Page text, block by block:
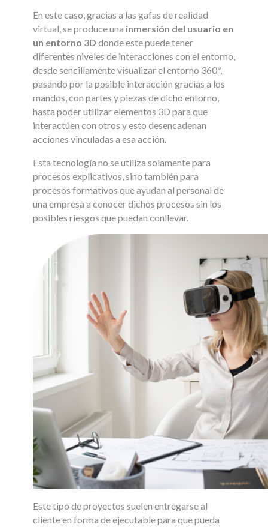
En este caso, gracias a las gafas de realidad
virtual, se produce una inmersión del usuario en
un entorno 3D donde este puede tener
diferentes niveles de interacciones con el entorno,
desde sencillamente visualizar el entorno 360º,
pasando por la posible interacción gracias a los
mandos, con partes y piezas de dicho entorno,
hasta poder utilizar elementos 3D para que
interactúen con otros y esto desencadenan
acciones vinculadas a esa acción.
Esta tecnología no se utiliza solamente para
procesos explicativos, sino también para
procesos formativos que ayudan al personal de
una empresa a conocer dichos procesos sin los
posibles riesgos que puedan conllevar.
Este tipo de proyectos suelen entregarse al
cliente en forma de ejecutable para que pueda